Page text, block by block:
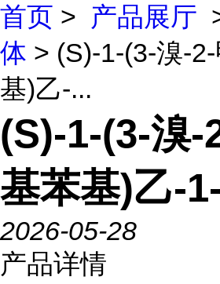
首页 > 产品展厅
体 > (S)-1-(3-溴-
基)乙-...
(S)-1-(3-溴-
基苯基)乙-
2026-05-28
产品详情